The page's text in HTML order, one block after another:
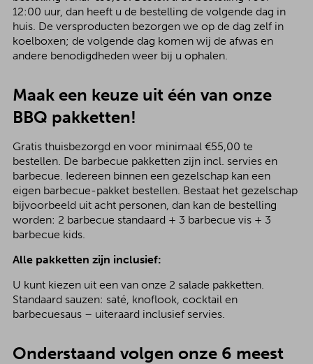
12:00 uur, dan heeft u de bestelling de volgende dag in
huis. De versproducten bezorgen we op de dag zelf in
koelboxen; de volgende dag komen wij de afwas en
andere benodigdheden weer bij u ophalen.
Maak een keuze uit één van onze
BBQ pakketten!
Gratis thuisbezorgd en voor minimaal €55,00 te
bestellen. De barbecue pakketten zijn incl. servies en
barbecue. Iedereen binnen een gezelschap kan een
eigen barbecue-pakket bestellen. Bestaat het gezelschap
bijvoorbeeld uit acht personen, dan kan de bestelling
worden: 2 barbecue standaard + 3 barbecue vis + 3
barbecue kids.
Alle pakketten zijn inclusief:
U kunt kiezen uit een van onze 2 salade pakketten.
Standaard sauzen: saté, knoflook, cocktail en
barbecuesaus – uiteraard inclusief servies.
Onderstaand volgen onze 6 meest